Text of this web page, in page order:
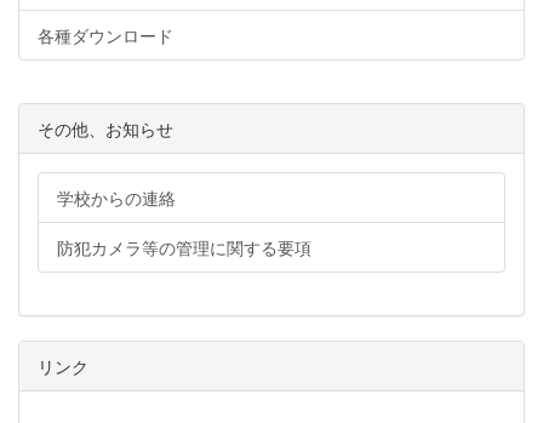
各種ダウンロード
その他、お知らせ
学校からの連絡
防犯カメラ等の管理に関する要項
リンク